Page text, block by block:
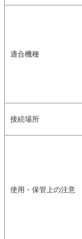
適合機種
接続場所
使用・保管上の注意